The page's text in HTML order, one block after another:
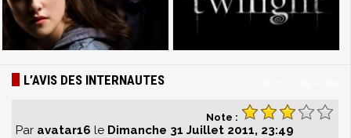
L’AVIS DES INTERNAUTES
Note :
Par avatar16 le Dimanche 31 Juillet 2011, 23:49